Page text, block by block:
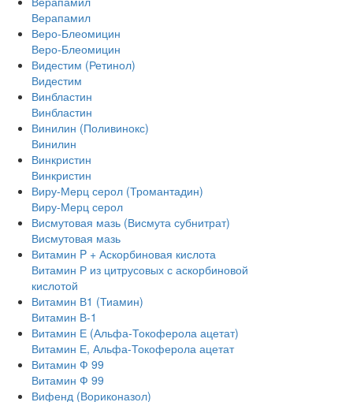
Верапамил
Веро-Блеомицин
Веро-Блеомицин
Видестим (Ретинол)
Видестим
Винбластин
Винбластин
Винилин (Поливинокс)
Винилин
Винкристин
Винкристин
Виру-Мерц серол (Тромантадин)
Виру-Мерц серол
Висмутовая мазь (Висмута субнитрат)
Висмутовая мазь
Витамин P + Аскорбиновая кислота
Витамин Р из цитрусовых с аскорбиновой
кислотой
Витамин В1 (Тиамин)
Витамин В-1
Витамин Е (Альфа-Токоферола ацетат)
Витамин Е, Альфа-Токоферола ацетат
Витамин Ф 99
Витамин Ф 99
Вифенд (Вориконазол)